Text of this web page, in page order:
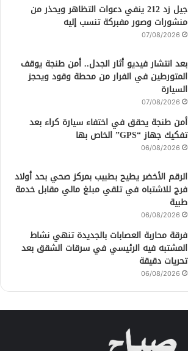
جيل زد 212 ينفي دعوات التظاهر ويحذر من
منشورات وصور مفبركة تنسب إليه
07/08/2026
بعد انتشار فيديو أثار الجدل.. أمن طنجة يوقف
المتورطين في الفرار من محطة وقود ويحجز
السيارة
07/08/2026
أمن طنجة يحقق في اختفاء سيارة كراء بعد
تفكيك جهاز “GPS” الخاص بها
06/08/2026
الرقم الأخضر يطيح بطبيب بمركز صحي بحد أولاد
فرج للاشتباه في تلقي مبلغ مالي مقابل خدمة
طبية
06/08/2026
فرقة محاربة العصابات بالجديدة تنهي نشاط
المشتبه فيه الرئيسي في سرقات الشقق بعد
تحريات دقيقة
06/08/2026